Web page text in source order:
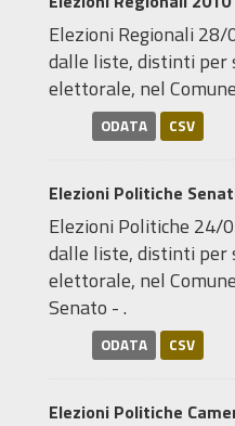
Elezioni Regionali
dalle liste, distinti per
elettorale, nel
ODATA CSV
Elezioni Politiche
Elezioni Politiche 24/
dalle liste, distinti per
elettorale, nel
Senato - .
ODATA CSV
Elezioni Politiche